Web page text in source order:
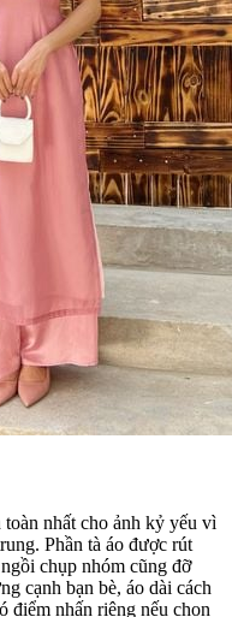
nhất cho ảnh kỷ yếu vì
Phần tà áo được rút
chụp nhóm cũng đỡ
cạnh bạn bè, áo dài cách
điểm nhấn riêng nếu chọn